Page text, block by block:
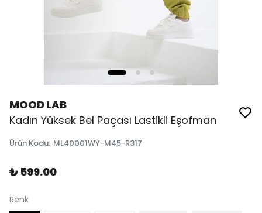
MOOD LAB
Kadın Yüksek Bel Paçası Lastikli Eşofman
Ürün Kodu: ML40001WY-M45-R317
₺ 599.00
Renk